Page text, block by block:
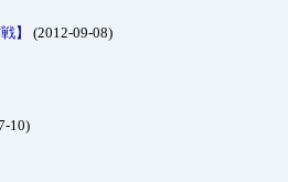
】
(2012-09-08)
10)